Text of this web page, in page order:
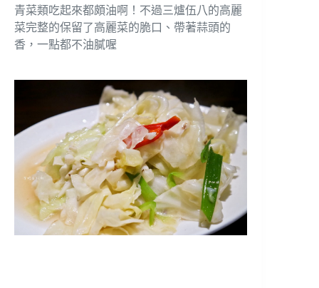
青菜類吃起來都頗油啊！不過三爐伍八的高麗
菜完整的保留了高麗菜的脆口、帶著蒜頭的
香，一點都不油膩喔